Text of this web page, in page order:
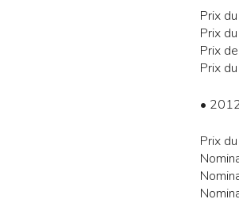
Prix
Prix
Prix
Prix
•
Prix